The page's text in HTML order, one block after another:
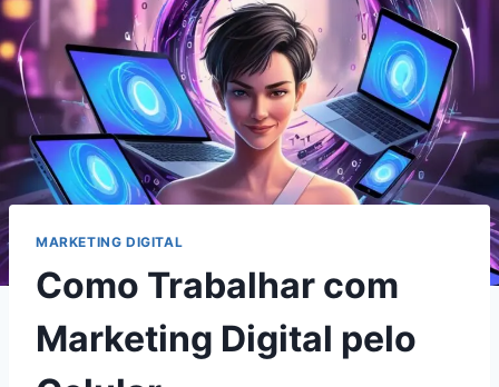
MARKETING DIGITAL
Como Trabalhar com
Marketing Digital pelo